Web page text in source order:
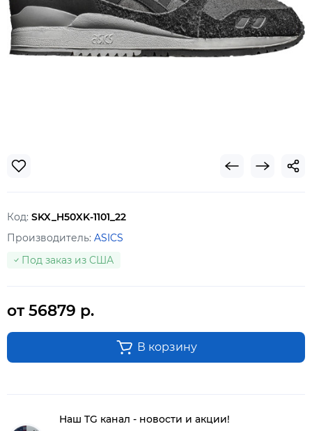
Код: SKX_H50XK-1101_22
Производитель: ASICS
Под заказ из США
от 56879 р.
В корзину
Наш TG канал - новости и акции!